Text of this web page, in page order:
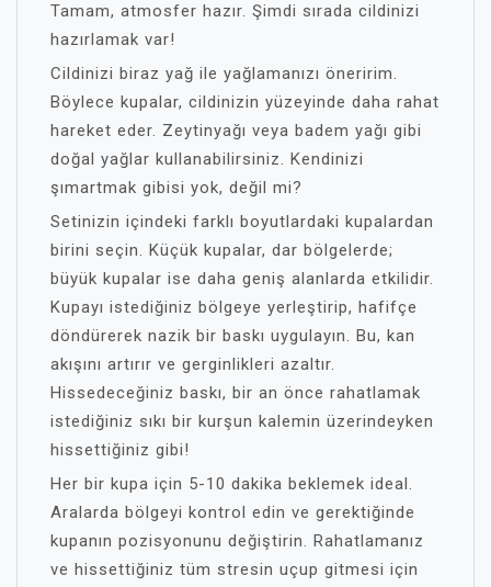
Tamam, atmosfer hazır. Şimdi sırada cildinizi
hazırlamak var!
Cildinizi biraz yağ ile yağlamanızı öneririm.
Böylece kupalar, cildinizin yüzeyinde daha rahat
hareket eder. Zeytinyağı veya badem yağı gibi
doğal yağlar kullanabilirsiniz. Kendinizi
şımartmak gibisi yok, değil mi?
Setinizin içindeki farklı boyutlardaki kupalardan
birini seçin. Küçük kupalar, dar bölgelerde;
büyük kupalar ise daha geniş alanlarda etkilidir.
Kupayı istediğiniz bölgeye yerleştirip, hafifçe
döndürerek nazik bir baskı uygulayın. Bu, kan
akışını artırır ve gerginlikleri azaltır.
Hissedeceğiniz baskı, bir an önce rahatlamak
istediğiniz sıkı bir kurşun kalemin üzerindeyken
hissettiğiniz gibi!
Her bir kupa için 5-10 dakika beklemek ideal.
Aralarda bölgeyi kontrol edin ve gerektiğinde
kupanın pozisyonunu değiştirin. Rahatlamanız
ve hissettiğiniz tüm stresin uçup gitmesi için